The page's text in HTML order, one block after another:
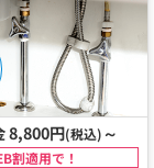
8,800円(税込) ～
割適用で！